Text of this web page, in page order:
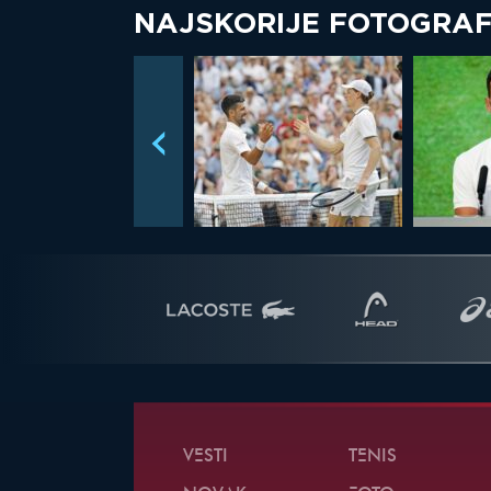
NAJSKORIJE
VESTI TENIS